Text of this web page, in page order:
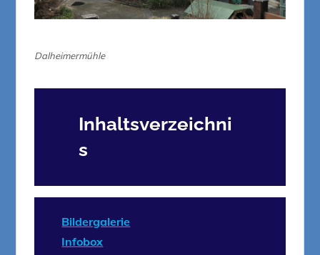
Dalheimermühle
Inhaltsverzeichni
s
Bildergalerie
Infobox